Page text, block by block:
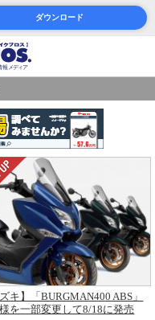
ダウンロード
ズキ】「BURGMAN400 ABS」
を一部変更して8/18に発売